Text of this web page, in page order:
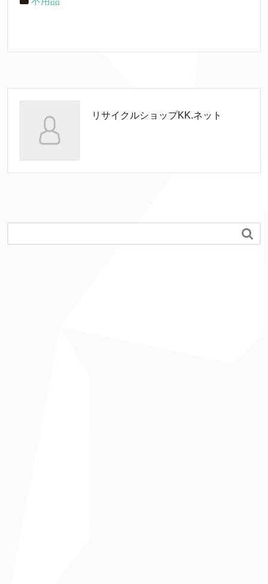
リサイクルショップKK.ネット
